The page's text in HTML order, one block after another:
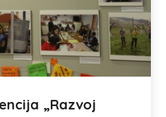
„Razvoj